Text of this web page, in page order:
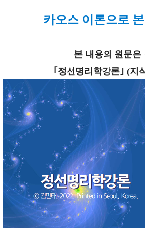
카오스 이론으로
본 내용의 원문은
｢정선명리학강론｣ (지